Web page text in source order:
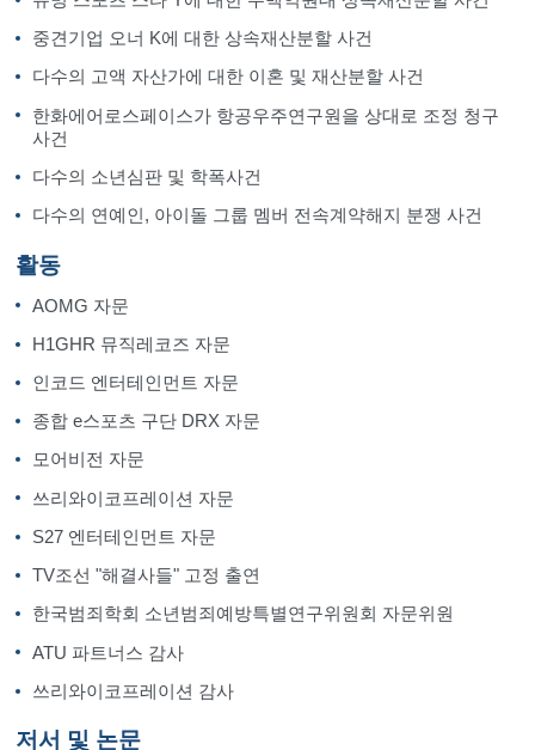
중견기업 오너 K에 대한 상속재산분할 사건
다수의 고액 자산가에 대한 이혼 및 재산분할 사건
한화에어로스페이스가 항공우주연구원을 상대로 조정 청구
사건
다수의 소년심판 및 학폭사건
다수의 연예인, 아이돌 그룹 멤버 전속계약해지 분쟁 사건
활동
AOMG 자문
H1GHR 뮤직레코즈 자문
인코드 엔터테인먼트 자문
종합 e스포츠 구단 DRX 자문
모어비전 자문
쓰리와이코프레이션 자문
S27 엔터테인먼트 자문
TV조선 "해결사들" 고정 출연
한국범죄학회 소년범죄예방특별연구위원회 자문위원
ATU 파트너스 감사
쓰리와이코프레이션 감사
저서 및 논문